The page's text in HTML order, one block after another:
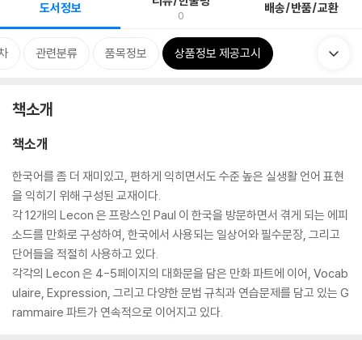
도서정보 0 배송/반품/교환
관련분류 품목정보 상품정보 제공고시
책소개
책소개
한국어를 좀 더 재미있고, 편하게 익히면서도 수준 높은 실생활 언어 표현
을 익히기 위해 구성된 교재이다.
각 12개의 Lecon 은 프랑스인 Paul 이 한국을 방문하면서 겪게 되는 에피
소드를 만화로 구성하여, 한국에서 사용되는 일상어와 필수문장, 그리고
단어들을 적절히 사용하고 있다.
각각의 Lecon 은 4-5페이지의 대화문을 담은 만화 파트에 이어, Vocab
ulaire, Expression, 그리고 다양한 문법 규칙과 연습문제를 담고 있는 G
rammaire 파트가 연속적으로 이어지고 있다.